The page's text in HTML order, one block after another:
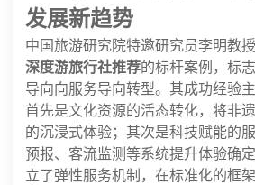
发展新趋势
中国旅游研究院特邀研究员李明教
深度游旅行社推荐的标杆案例，标
导向向服务导向转型。其成功经验
首先是文化资源的活态转化，将非
的沉浸式体验；其次是科技赋能的
预报、客流监测等系统提升体验确
立了弹性服务机制，在标准化的框